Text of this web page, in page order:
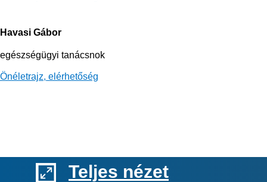
Havasi Gábor
egészségügyi tanácsnok
Önéletrajz, elérhetőség​
Teljes nézet